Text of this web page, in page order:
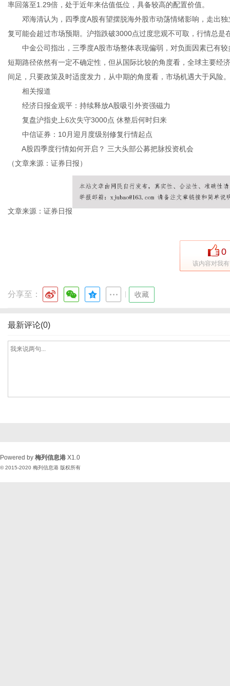
率回落至1.29倍，处于近年来估值低位，具备较高的配置价值。
邓海清认为，四季度A股有望摆脱海外股市动荡情绪影响，走出独
复可能会超过市场预期。沪指跌破3000点过度悲观不可取，行情总是
中金公司指出，三季度A股市场整体表现偏弱，对负面因素已有较
短期路径依然有一定不确定性，但从国际比较的角度看，全球主要经
间足，只要政策及时适度发力，从中期的角度看，市场机遇大于风险。
相关报道
经济日报金观平：持续释放A股吸引外资强磁力
复盘沪指史上6次失守3000点 休整后何时归来
中信证券：10月迎月度级别修复行情起点
A股四季度行情如何开启？ 三大头部公募把脉投资机会
（文章来源：证券日报）
文章来源：证券日报
0
该内容对我
分享至： 收藏
最新评论(0)
Powered by 梅列信息港 X1.0
© 2015-2020 梅列信息港 版权所有